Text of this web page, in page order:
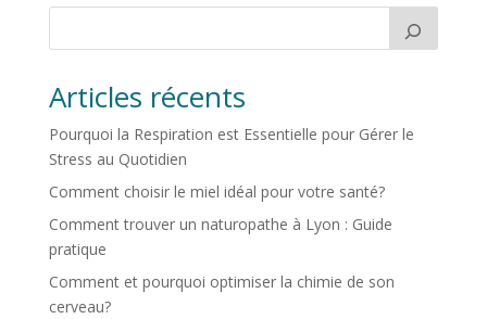
Articles récents
Pourquoi la Respiration est Essentielle pour Gérer le
Stress au Quotidien
Comment choisir le miel idéal pour votre santé?
Comment trouver un naturopathe à Lyon : Guide
pratique
Comment et pourquoi optimiser la chimie de son
cerveau?